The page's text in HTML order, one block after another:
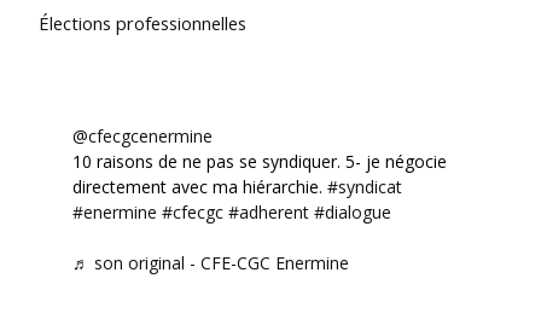
Élections professionnelles
@cfecgcenermine
10 raisons de ne pas se syndiquer. 5- je négocie
directement avec ma hiérarchie. #syndicat
#enermine #cfecgc #adherent #dialogue
♬ son original - CFE-CGC Enermine